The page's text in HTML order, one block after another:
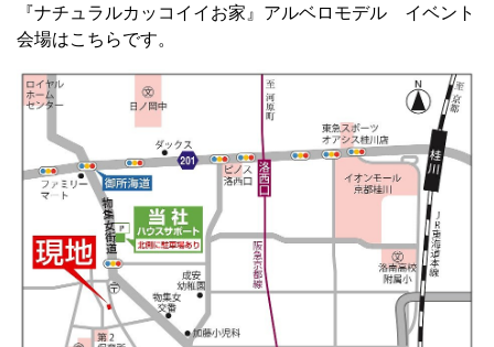
『ナチュラルカッコイイお家』アルベロモデル イベント
会場はこちらです。